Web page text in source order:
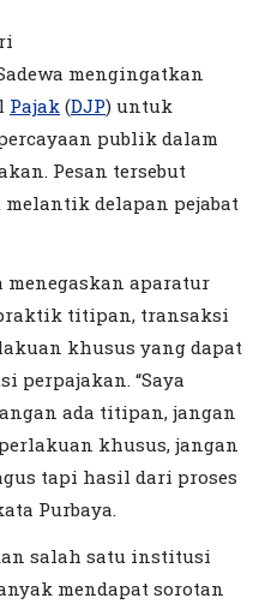
mengingatkan
Pajak (DJP) untuk
publik dalam
Pesan tersebut
delapan pejabat
menegaskan aparatur
titipan, transaksi
khusus yang dapat
perpajakan. “Saya
ada titipan, jangan
khusus, jangan
tapi hasil dari proses
Purbaya.
salah satu institusi
mendapat sorotan